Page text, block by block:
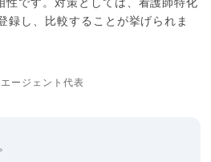
性です。対策としては、看護師特化
録し、比較することが挙げられま
ージェント代表